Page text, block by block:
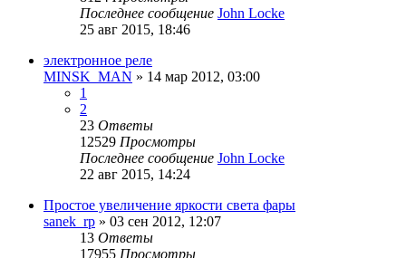
Последнее сообщение John Locke
25 авг 2015, 18:46
электронное реле
MINSK_MAN » 14 мар 2012, 03:00
1
2
23 Ответы
12529 Просмотры
Последнее сообщение John Locke
22 авг 2015, 14:24
Простое увеличение яркости света фары
sanek_rp » 03 сен 2012, 12:07
13 Ответы
17955 Просмотры